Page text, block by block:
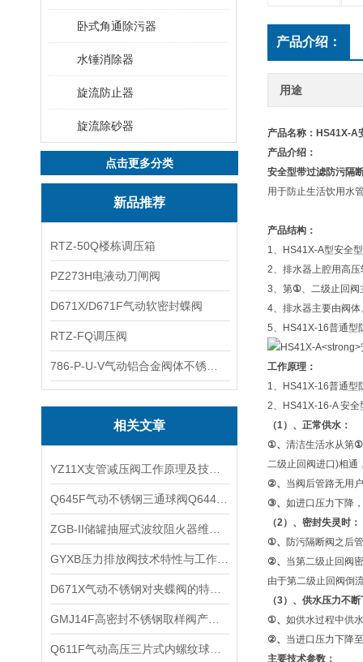
卧式角通除污器
水锤消除器
旋流防止器
旋流除砂器
点击更多分类
新品推荐
RTZ-50Q楼栋调压箱
PZ273H电液动刀闸阀
D671X/D671F气动软密封蝶阀
RTZ-FQ调压阀
相关文章
产品介绍：
用途
产品名称：HS41X-A
产品介绍：
安全型带过滤防污隔
用于防止生活饮用水
产品结构：
1、HS41X-A型安全
2、排水器上腔用高压
3、第①、二级止回
4、排水器主要由阀
5、HS41X-16普通型
工作原理：
1、HS41X-16普通型
2、HS41X-16-A 安
（1）、正常供水：
①、 清洁生活水从第①
二级止回阀进口)相通
②、 当阀后管路无用
③、 如进口压力下降
（2）、密封失灵时：
①、
防污隔断阀之后
②、 当第二级止回阀
由于第二级止回阀倒
（3）、供水压力不断
①、 如供水过程中供
②、 当进口压力下降
主要技术参数：